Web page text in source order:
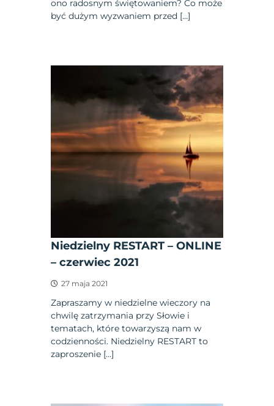
ono radosnym świętowaniem? Co może
być dużym wyzwaniem przed […]
Niedzielny RESTART – ONLINE
– czerwiec 2021
27 maja 2021
Zapraszamy w niedzielne wieczory na
chwilę zatrzymania przy Słowie i
tematach, które towarzyszą nam w
codzienności. Niedzielny RESTART to
zaproszenie […]